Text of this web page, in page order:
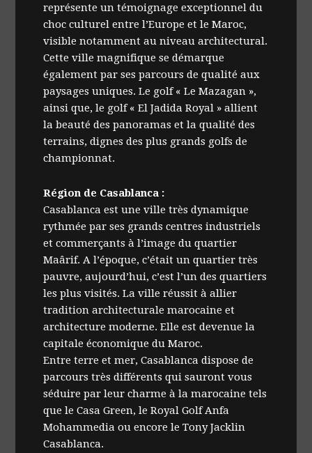
représente un témoignage exceptionnel du
choc culturel entre l’Europe et le Maroc,
visible notamment au niveau architectural.
Cette ville magnifique se démarque
également par ses parcours de qualité aux
paysages uniques. Le golf « Le Mazagan »,
ainsi que, le golf « El Jadida Royal » allient
la beauté des panoramas et la qualité des
terrains, dignes des plus grands golfs de
championnat.
Région de Casablanca :
Casablanca est une ville très dynamique
rythmée par ses grands centres industriels
et commerçants à l’image du quartier
Maârif. A l’époque, c’était un quartier très
pauvre, aujourd’hui, c’est l’un des quartiers
les plus visités. La ville réussit à allier
tradition architecturale marocaine et
architecture moderne. Elle est devenue la
capitale économique du Maroc.
Entre terre et mer, Casablanca dispose de
parcours très différents qui sauront vous
séduire par leur charme à la marocaine tels
que le Casa Green, le Royal Golf Anfa
Mohammedia ou encore le Tony Jacklin
Casablanca.